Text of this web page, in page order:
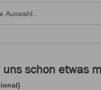
uns schon etwas